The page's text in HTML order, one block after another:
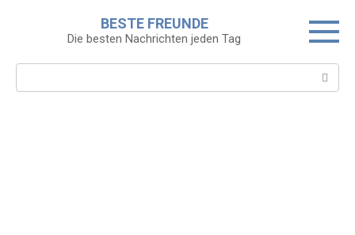
BESTE FREUNDE
Die besten Nachrichten jeden Tag
Search: